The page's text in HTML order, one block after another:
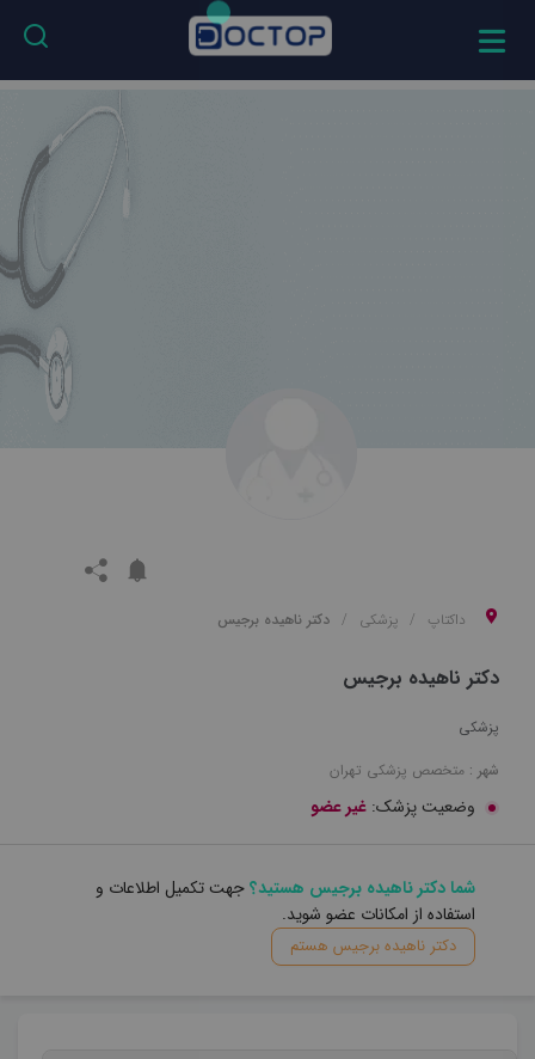
داکتاپ پزشکی دکتر ناهیده برجیس
دکتر ناهیده برجیس
پزشکی
شهر : متخصص پزشکی تهران
وضعیت پزشک: غیر عضو
شما دکتر ناهیده برجیس هستید؟جهت تکمیل اطلاعات و
استفاده از امکانات عضو شوید.
دکتر ناهیده برجیس هستم